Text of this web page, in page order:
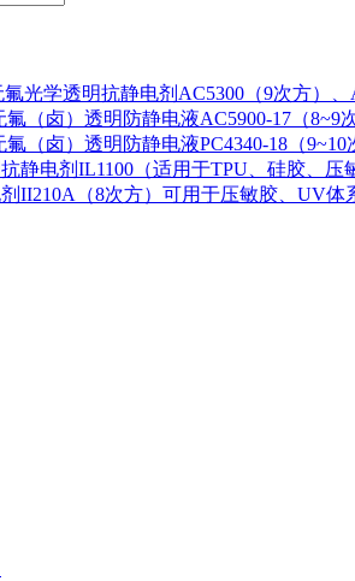
光学透明抗静电剂AC5300（9次方）、
（卤）透明防静电液AC5900-17（8~9次
（卤）透明防静电液PC4340-18（9~10
静电剂IL1100（适用于TPU、硅胶、压
II210A（8次方）可用于压敏胶、UV体